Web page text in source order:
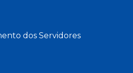
dos Servidores